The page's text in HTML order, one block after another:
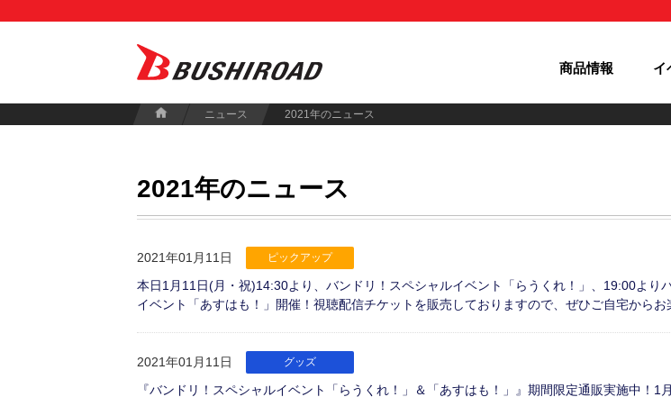
商品情報 イ
ニュース 2021年のニュース
2021年のニュース
2021年01月11日 ピックアップ
本日1月11日(月・祝)14:30より、バンドリ！スペシャルイベント「らうくれ！」、19:00より
イベント「あすはも！」開催！視聴配信チケットを販売しておりますので、ぜひご自宅からお
2021年01月11日 グッズ
『バンドリ！スペシャルイベント「らうくれ！」＆「あすはも！」』期間限定通販実施中！1